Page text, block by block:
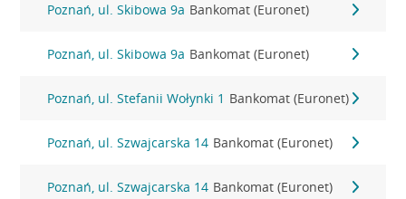
Poznań, ul. Skibowa 9a Bankomat (Euronet)
Poznań, ul. Skibowa 9a Bankomat (Euronet)
Poznań, ul. Stefanii Wołynki 1 Bankomat (Euronet)
Poznań, ul. Szwajcarska 14 Bankomat (Euronet)
Poznań, ul. Szwajcarska 14 Bankomat (Euronet)